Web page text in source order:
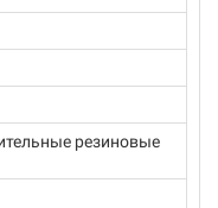
резиновые